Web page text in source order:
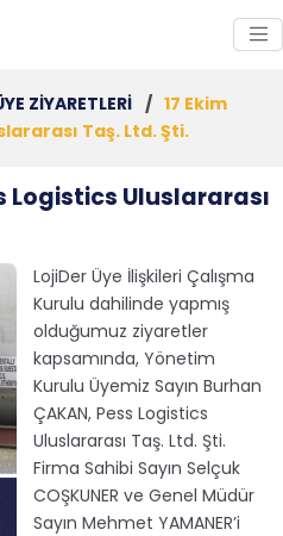
ZİYARETLERİ / 17 Ekim
Taş. Ltd. Şti.
Logistics Uluslararası
LojiDer Üye İlişkileri Çalışma
Kurulu dahilinde yapmış
olduğumuz ziyaretler
kapsamında, Yönetim
Kurulu Üyemiz Sayın Burhan
ÇAKAN, Pess Logistics
Uluslararası Taş. Ltd. Şti.
Firma Sahibi Sayın Selçuk
COŞKUNER ve Genel Müdür
Sayın Mehmet YAMANER’i